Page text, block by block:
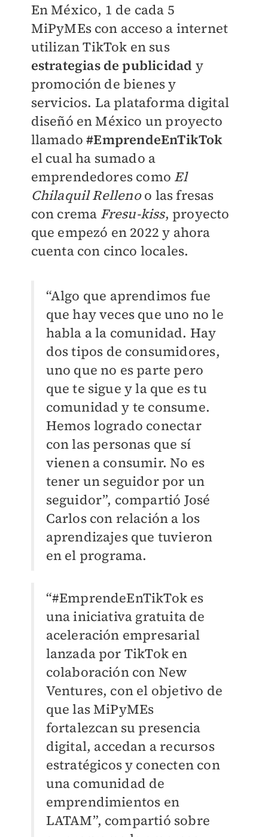
En México, 1 de cada 5
MiPyMEs con acceso a internet
utilizan TikTok en sus
estrategias de publicidad y
promoción de bienes y
servicios. La plataforma digital
diseñó en México un proyecto
llamado#EmprendeEnTikTok
el cual ha sumado a
emprendedores como El
Chilaquil Rellenoo las fresas
con crema Fresu-kiss, proyecto
que empezó en 2022 y ahora
cuenta con cinco locales.
“Algo que aprendimos fue
que hay veces que uno no le
habla a la comunidad. Hay
dos tipos de consumidores,
uno que no es parte pero
que te sigue y la que es tu
comunidad y te consume.
Hemos logrado conectar
con las personas que sí
vienen a consumir. No es
tener un seguidor por un
seguidor”, compartió José
Carlos con relación a los
aprendizajes que tuvieron
en el programa.
“#EmprendeEnTikTok es
una iniciativa gratuita de
aceleración empresarial
lanzada por TikTok en
colaboración con New
Ventures, con el objetivo de
que las MiPyMEs
fortalezcan su presencia
digital, accedan a recursos
estratégicos y conecten con
una comunidad de
emprendimientos en
LATAM”, compartió sobre